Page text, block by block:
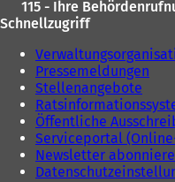
115 - Ihre
Schnellzugriff
Pressemeldungen
Stellenangebote
Öffentliche
Serviceportal
Newsletter